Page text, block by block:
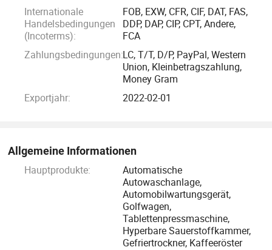
Wir freuen uns auf Ihren Besuch in unserem Werk und
heißen Sie herzlich willkommen.
Wir sind Ihr zuverlässiger Partner in China.
Internationale
Handelsbedingungen
(Incoterms):
FOB, EXW, CFR, CIF, DAT, FAS,
DDP, DAP, CIP, CPT, Andere,
FCA
Zahlungsbedingungen:LC, T/T, D/P, PayPal, Western
Union, Kleinbetragszahlung,
Money Gram
Exportjahr:
2022-02-01
Allgemeine Informationen
Hauptprodukte:
Automatische
Autowaschanlage,
Automobilwartungsgerät,
Golfwagen,
Tablettenpressmaschine,
Hyperbare Sauerstoffkammer,
Gefriertrockner, Kaffeeröster